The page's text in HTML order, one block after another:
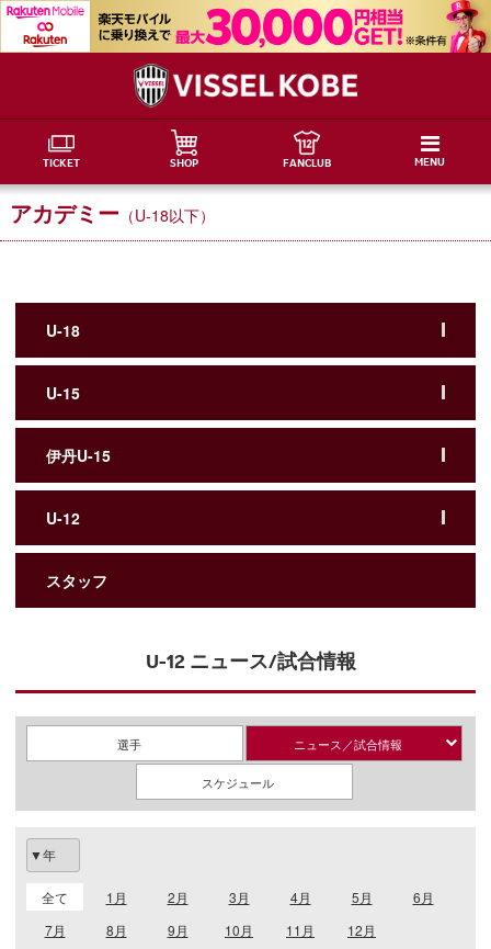
TICKET SHOP FANCLUB MENU
アカデミー （U-18以下）
U-18
U-15
伊丹U-15
U-12
スタッフ
U-12 ニュース/試合情報
選手 ニュース／試合情報
スケジュール
全て 1月 2月 3月 4月 5月
6月
7月
8月 9月 10月 11月 12月